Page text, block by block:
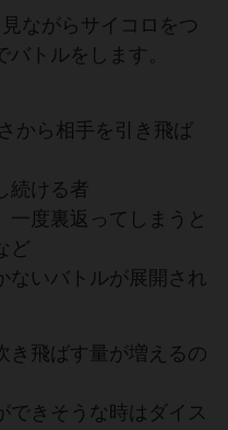
ながらサイコロをつ
トルをします。
から相手を引き飛ば
続ける者
一度裏返ってしまうと
ど
ないバトルが展開され
き飛ばす量が増えるの
できそうな時はダイス